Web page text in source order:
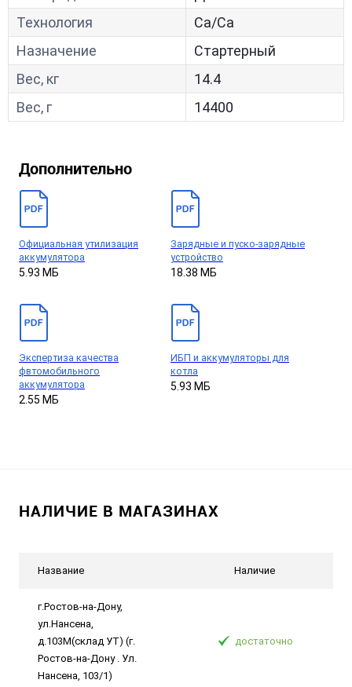
Технология
Са/Са
Назначение
Стартерный
Вес, кг
14.4
Вес, г
14400
Дополнительно
Официальная утилизация
аккумулятора
5.93 МБ
Зарядные и пуско-зарядные
устройство
18.38 МБ
Экспертиза качества
фвтомобильного
аккумулятора
2.55 МБ
ИБП и аккумуляторы для
котла
5.93 МБ
НАЛИЧИЕ В МАГАЗИНАХ
Название Наличие
г.Ростов-на-Дону,
ул.Нансена,
д.103М(склад УТ) (г.
Ростов-на-Дону . Ул.
Нансена, 103/1)
достаточно